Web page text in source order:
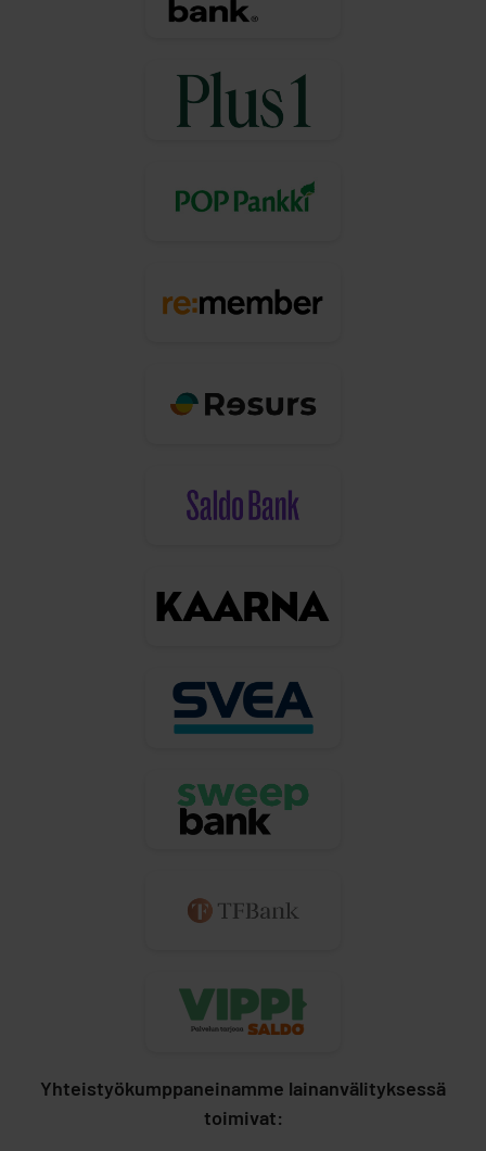
Yhteistyökumppaneinamme lainanvälityksessä
toimivat: